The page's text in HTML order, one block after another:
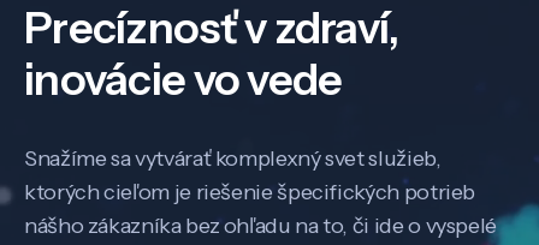
Precíznosť v zdraví,
inovácie vo vede
Snažíme sa vytvárať komplexný svet služieb,
ktorých cieľom je riešenie špecifických potrieb
nášho zákazníka bez ohľadu na to, či ide o vyspelé